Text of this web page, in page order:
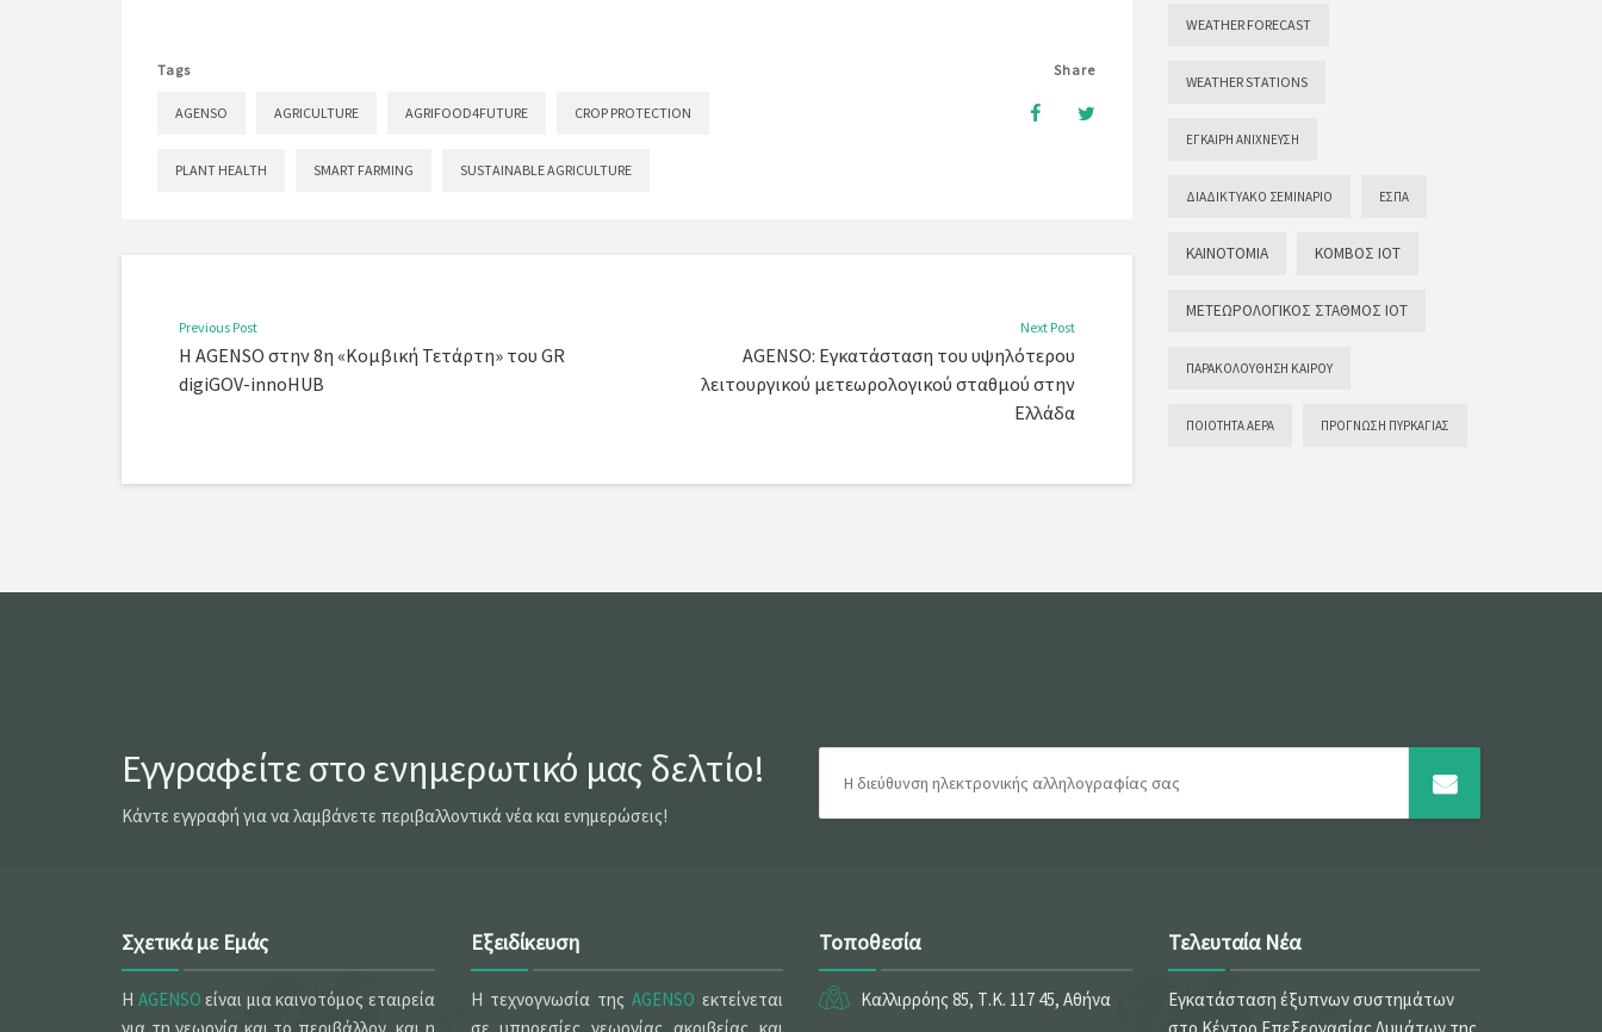
Tags
AGENSO AGRICULTURE AGRIFOOD4FUTURE CROP PROTECTION
PLANT HEALTH SMART FARMING SUSTAINABLE AGRICULTURE
Share
Previous Post
Η AGENSO στην 8η «Κομβική Τετάρτη» του GR
digiGOV-innoHUB
Next Post
AGENSO: Εγκατάσταση του υψηλότερου
λειτουργικού μετεωρολογικού σταθμού στην
Ελλάδα
WEATHER FORECAST
WEATHER STATIONS
ΈΓΚΑΙΡΗ ΑΝΊΧΝΕΥΣΗ
ΔΙΑΔΙΚΤΥΑΚΌ ΣΕΜΙΝΆΡΙΟ ΕΣΠΑ
ΚΑΙΝΟΤΟΜΊΑ ΚΌΜΒΟΣ ΙΟΤ
ΜΕΤΕΩΡΟΛΟΓΙΚΌΣ ΣΤΑΘΜΌΣ ΙΟΤ
ΠΑΡΑΚΟΛΟΎΘΗΣΗ ΚΑΙΡΟΎ
ΠΟΙΌΤΗΤΑ ΑΈΡΑ ΠΡΌΓΝΩΣΗ ΠΥΡΚΑΓΙΆΣ
Εγγραφείτε στο ενημερωτικό μας δελτίο!
Κάντε εγγραφή για να λαμβάνετε περιβαλλοντικά νέα και ενημερώσεις!
Σχετικά με Εμάς
Η AGENSO είναι μια καινοτόμος εταιρεία
για τη γεωργία και το περιβάλλον, και η
Εξειδίκευση
Η τεχνογνωσία της AGENSO εκτείνεται
σε υπηρεσίες γεωργίας ακριβείας και
Τοποθεσία
Καλλιρρόης 85, Τ.Κ. 117 45, Αθήνα
Τελευταία Νέα
Εγκατάσταση έξυπνων συστημάτων
στο Κέντρο Επεξεργασίας Λυμάτων της